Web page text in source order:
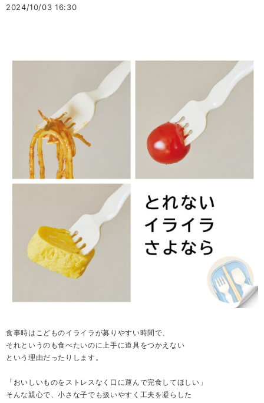
2024/10/03 16:30
食事時はこどものイライラが募りやすい時間で、
それというのも食べたいのに上手に道具をつかえない
という理由だったりします。
「おいしいものをストレスなく口に運んで完食してほしい」
そんな親心で、小さな子でも扱いやすく工夫を凝らした